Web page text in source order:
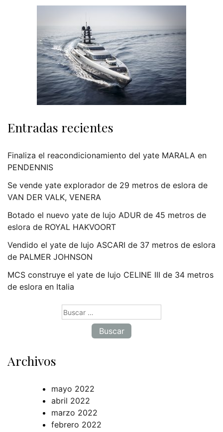
Entradas recientes
Finaliza el reacondicionamiento del yate MARALA en
PENDENNIS
Se vende yate explorador de 29 metros de eslora de
VAN DER VALK, VENERA
Botado el nuevo yate de lujo ADUR de 45 metros de
eslora de ROYAL HAKVOORT
Vendido el yate de lujo ASCARI de 37 metros de eslora
de PALMER JOHNSON
MCS construye el yate de lujo CELINE III de 34 metros
de eslora en Italia
Archivos
mayo 2022
abril 2022
marzo 2022
febrero 2022